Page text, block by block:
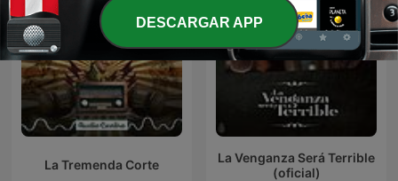
La Tremenda Corte
La Venganza Será Terrible
(oficial)
DESCARGAR APP